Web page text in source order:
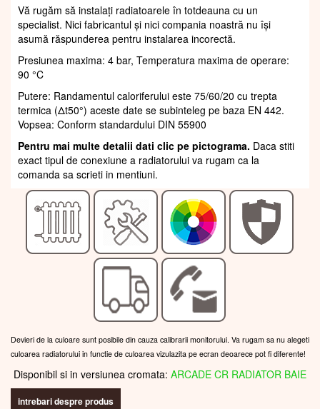
Vă rugăm să instalați radiatoarele în totdeauna cu un
specialist. Nici fabricantul și nici compania noastră nu își
asumă răspunderea pentru instalarea incorectă.
Presiunea maxima: 4 bar, Temperatura maxima de operare:
90 °C
Putere: Randamentul caloriferului este 75/60/20 cu trepta
termica (Δt50°) aceste date se subinteleg pe baza EN 442.
Vopsea: Conform standardului DIN 55900
Pentru mai multe detalii dati clic pe pictograma. Daca stiti
exact tipul de conexiune a radiatorului va rugam ca la
comanda sa scrieti in mentiuni.
Devieri de la culoare sunt posibile din cauza calibrarii monitorului. Va rugam sa nu alegeti
culoarea radiatorului in functie de culoarea vizulazita pe ecran deoarece pot fi diferente!
Disponibil si in versiunea cromata: ARCADE CR RADIATOR BAIE
intrebari despre produs